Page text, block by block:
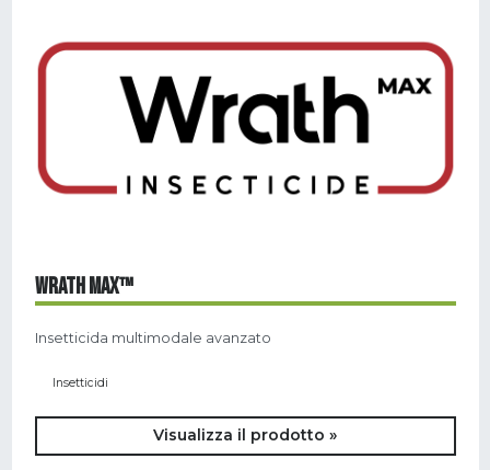
WRATH MAX™
Insetticida multimodale avanzato
Insetticidi
Visualizza il prodotto »